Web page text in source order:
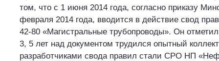
том, что с 1 июня 2014 года, согласно приказу
февраля 2014 года, вводится в действие свод
42-80 «Магистральные трубопроводы». Он
3, 5 лет над документом трудился опытный
разработчиками свода правил стали СРО НП